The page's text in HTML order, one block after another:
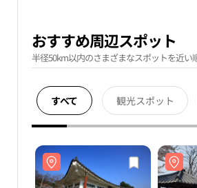
おすすめ周辺スポット
半径50km以内のさまざまなスポットを近い
すべて 観光スポット